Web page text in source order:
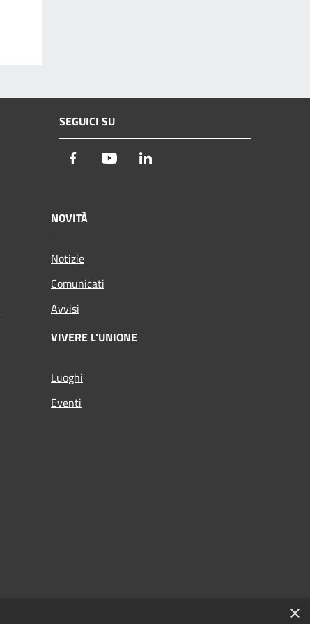
SEGUICI SU
Facebook Youtube
NOVITÀ
Notizie
Comunicati
Avvisi
VIVERE L'UNIONE
Luoghi
Eventi
×